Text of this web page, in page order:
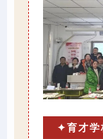
✦育才学